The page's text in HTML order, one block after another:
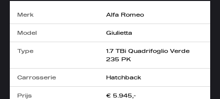
Merk Alfa Romeo
Model Giulietta
Type
1.7 TBi Quadrifoglio Verde
235 PK
Carrosserie Hatchback
Prijs € 5.945,-